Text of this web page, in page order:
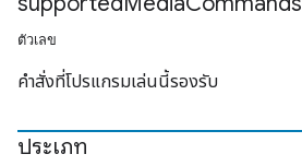
ตัวเลข
คำสั่งที่โปรแกรมเล่นนี้รองรับ
ประเภท